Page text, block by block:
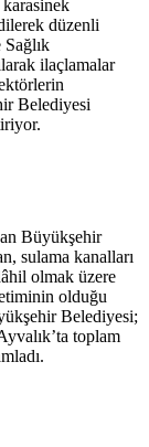
düzenli
ilaçlamalar
Belediyesi
Büyükşehir
sulama kanalları
olmak üzere
olduğu
Belediyesi;
toplam